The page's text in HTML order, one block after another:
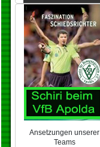
Ansetzungen unserer
Teams